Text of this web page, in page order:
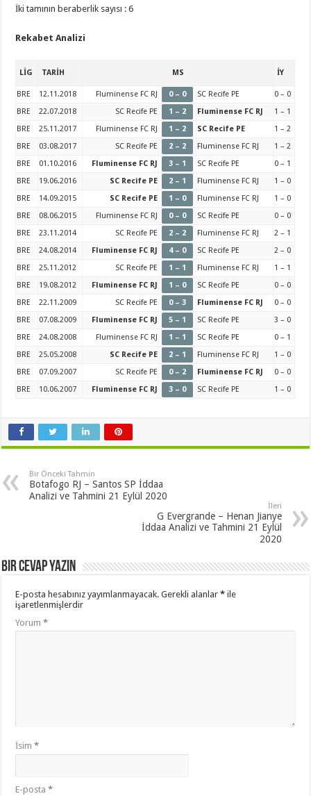
İki tamının beraberlik sayısı : 6
Rekabet Analizi
LİG TARİH MS İY
BRE 12.11.2018 Fluminense FC RJ 0 – 0 SC Recife PE
0 – 0
BRE
22.07.2018 SC Recife PE 1 – 2 Fluminense FC RJ
1 – 1
BRE
25.11.2017 Fluminense FC RJ 1 – 2 SC Recife PE
1 – 2
BRE
03.08.2017 SC Recife PE 2 – 2 Fluminense FC RJ
1 – 2
BRE
01.10.2016 Fluminense FC RJ 3 – 1 SC Recife PE
0 – 1
BRE
19.06.2016 SC Recife PE 2 – 1 Fluminense FC RJ
1 – 0
BRE
14.09.2015 SC Recife PE 1 – 0 Fluminense FC RJ
1 – 0
BRE
08.06.2015 Fluminense FC RJ 0 – 0 SC Recife PE
0 – 0
BRE
23.11.2014 SC Recife PE 2 – 2 Fluminense FC RJ
2 – 1
BRE
24.08.2014 Fluminense FC RJ 4 – 0 SC Recife PE
2 – 0
BRE
25.11.2012 SC Recife PE 1 – 1 Fluminense FC RJ
1 – 1
BRE
19.08.2012 Fluminense FC RJ 1 – 0 SC Recife PE
0 – 0
BRE
22.11.2009 SC Recife PE 0 – 3 Fluminense FC RJ
0 – 0
BRE
07.08.2009 Fluminense FC RJ 5 – 1 SC Recife PE
3 – 0
BRE
24.08.2008 Fluminense FC RJ 1 – 1 SC Recife PE
0 – 1
BRE
25.05.2008 SC Recife PE 2 – 1 Fluminense FC RJ
1 – 0
BRE
07.09.2007 SC Recife PE 0 – 2 Fluminense FC RJ
0 – 0
BRE
10.06.2007 Fluminense FC RJ 3 – 0 SC Recife PE 1 – 0
Bir Önceki Tahmin
Botafogo RJ – Santos SP İddaa
Analizi ve Tahmini 21 Eylül 2020
İleri
G Evergrande – Henan Jianye
İddaa Analizi ve Tahmini 21 Eylül
2020
Bir cevap yazın
E-posta hesabınız yayımlanmayacak. Gerekli alanlar* ile
işaretlenmişlerdir
Yorum*
İsim*
E-posta*